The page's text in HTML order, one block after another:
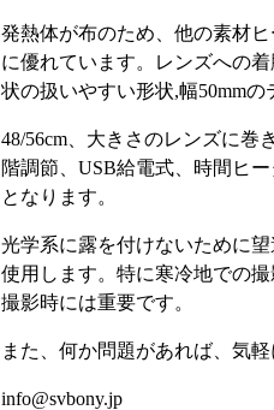
発熱体が布のため、他の素材
に優れています。レンズへの
状の扱いやすい形状,幅50mmの
48/56cm、大きさのレンズに巻
階調節、USB給電式、時間ヒ
となります。
光学系に露を付けないために
使用します。特に寒冷地での
撮影時には重要です。
また、何か問題があれば、気
info@svbony.jp